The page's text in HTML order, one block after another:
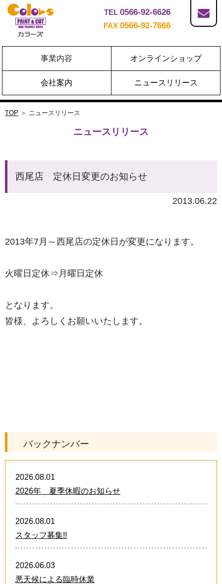
TEL 0566-92-6626
FAX 0566-92-7666
事業内容 オンラインショップ
会社案内 ニュースリリース
TOP ＞ ニュースリリース
ニュースリリース
西尾店 定休日変更のお知らせ
2013.06.22
2013年7月～西尾店の定休日が変更になります。
火曜日定休⇒月曜日定休
となります。
皆様、よろしくお願いいたします。
バックナンバー
2026.08.01
2026年 夏季休暇のお知らせ
2026.08.01
スタッフ募集!!
2026.06.03
悪天候による臨時休業